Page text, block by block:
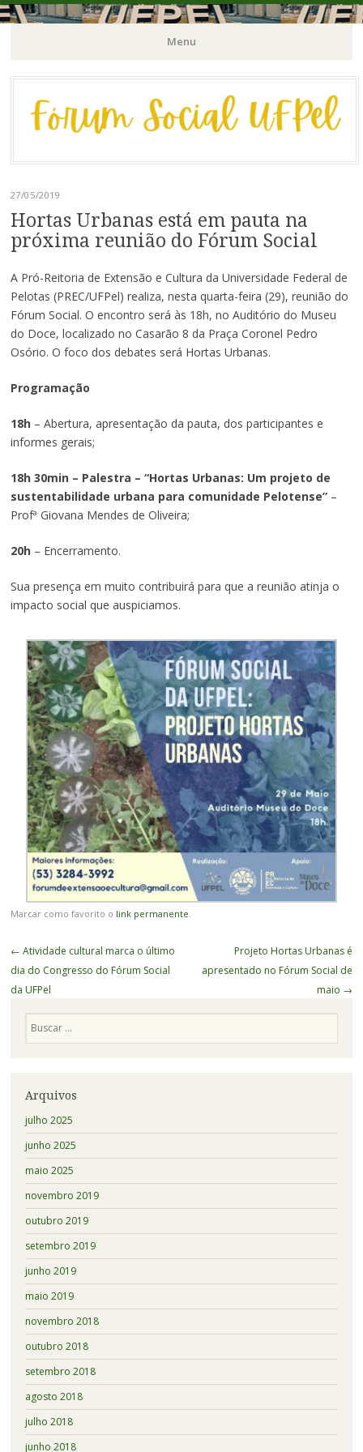
Fórum Social | UFPel
Menu
Pular
para
27/05/2019
Hortas Urbanas está em pauta na
próxima reunião do Fórum Social
A Pró-Reitoria de Extensão e Cultura da Universidade Federal de
Pelotas (PREC/UFPel) realiza, nesta quarta-feira (29), reunião do
Fórum Social. O encontro será às 18h, no Auditório do Museu
do Doce, localizado no Casarão 8 da Praça Coronel Pedro
Osório. O foco dos debates será Hortas Urbanas.
Programação
18h– Abertura, apresentação da pauta, dos participantes e
informes gerais;
18h 30min – Palestra – “Hortas Urbanas: Um projeto de
sustentabilidade urbana para comunidade Pelotense” –
Profª Giovana Mendes de Oliveira;
20h– Encerramento.
Sua presença em muito contribuirá para que a reunião atinja o
impacto social que auspiciamos.
Marcar como favorito o link permanente
Navegação
de
Posts
← Atividade cultural marca o último
dia do Congresso do Fórum Social
da UFPel
Projeto Hortas Urbanas é
apresentado no Fórum Social de
maio →
Arquivos
julho 2025
junho 2025
maio 2025
novembro 2019
outubro 2019
setembro 2019
junho 2019
maio 2019
novembro 2018
outubro 2018
setembro 2018
agosto 2018
julho 2018
junho 2018